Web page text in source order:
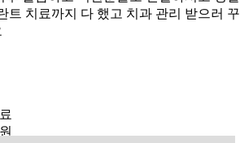
트 치료까지 다 했고 치과 관리 받으러 꾸